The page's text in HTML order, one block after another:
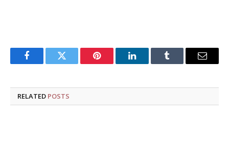
FacebookTwitter Pinterest LinkedInTumblr Email
RELATED POSTS